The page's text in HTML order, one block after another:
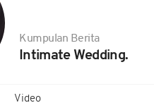
Kumpulan Berita
Intimate Wedding.
Video